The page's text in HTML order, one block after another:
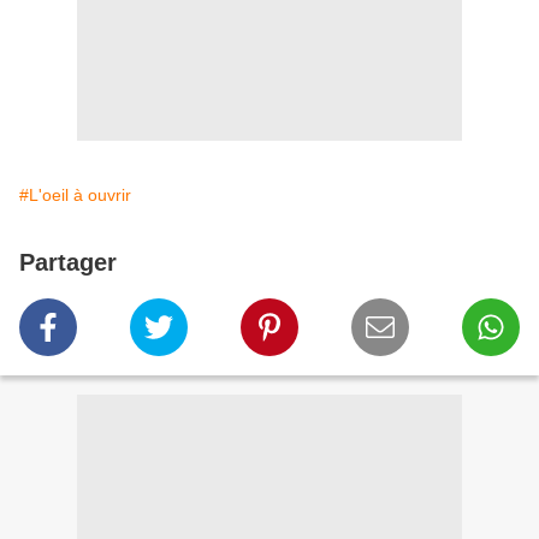
#L'oeil à ouvrir
Partager